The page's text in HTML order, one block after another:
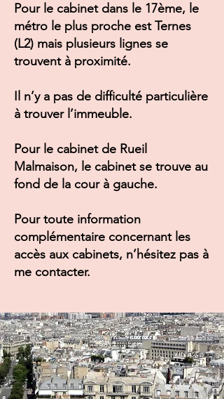
Pour le cabinet dans le 17ème, le
métro le plus proche est Ternes
(L2) mais plusieurs lignes se
trouvent à proximité.
Il n’y a pas de difficulté particulière
à trouver l’immeuble.
Pour le cabinet de Rueil
Malmaison, le cabinet se trouve au
fond de la cour à gauche.
Pour toute information
complémentaire concernant les
accès aux cabinets, n’hésitez pas à
me contacter.